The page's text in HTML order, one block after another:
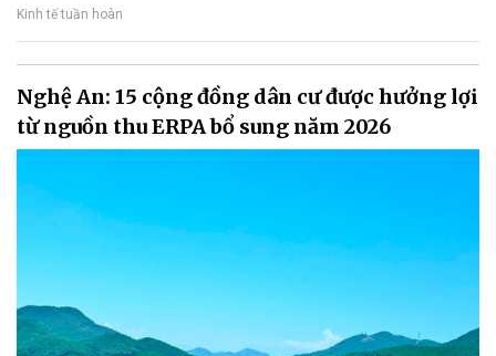
Kinh tế tuần hoàn
Nghệ An: 15 cộng đồng dân cư được hưởng lợi
từ nguồn thu ERPA bổ sung năm 2026